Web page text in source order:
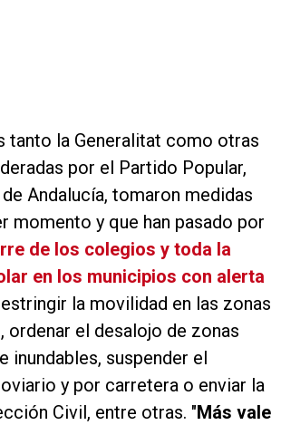
tanto la Generalitat como otras
por el Partido Popular,
Andalucía, tomaron medidas
momento y que han pasado por
de los colegios y toda la
en los municipios con alerta
la movilidad en las zonas
ordenar el desalojo de zonas
inundables, suspender el
y por carretera o enviar la
Civil, entre otras. "Más vale